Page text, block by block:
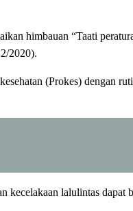
himbauan “Taati
2020).
(Prokes) dengan
lalulintas dapat